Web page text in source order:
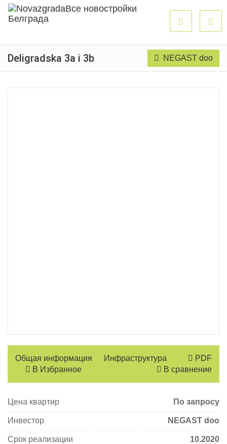
Deligradska 3a i 3b NEGAST doo
Общая информация Инфраструктура
PDF
В Избранное
В сравнение
Цена квартир По запросу
Инвестор NEGAST doo
Срок реализации 10.2020